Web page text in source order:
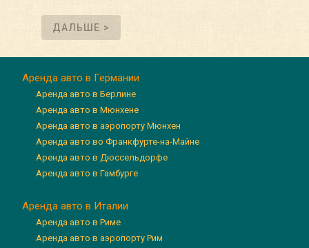
ДАЛЬШЕ >
Аренда авто в Германии
Аренда авто в Берлине
Аренда авто в Мюнхене
Аренда авто в аэропорту Мюнхен
Аренда авто во Франкфурте-на-Майне
Аренда авто в Дюссельдорфе
Аренда авто в Гамбурге
Аренда авто в Италии
Аренда авто в Риме
Аренда авто в аэропорту Рим